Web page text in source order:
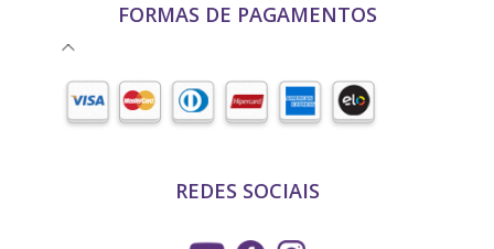
FORMAS DE PAGAMENTOS
REDES SOCIAIS